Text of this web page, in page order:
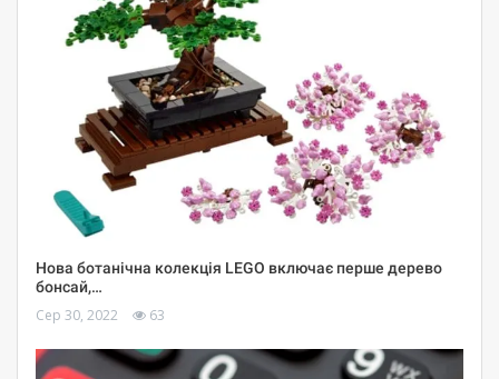
Нова ботанічна колекція LEGO включає перше дерево
бонсай,…
Сер 30, 2022 63